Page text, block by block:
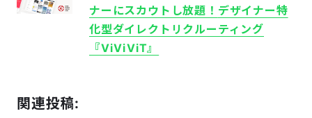
ナーにスカウトし放題！ デザイナー特
化型ダイレクトリクルーティング
『ViViVi​T』
関連投稿: